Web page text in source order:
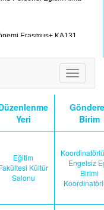
Erasmus+ KA131
Toggle
Yeri
Birim
Eğitim
Kültür
Salonu
Engelsiz
Birimi